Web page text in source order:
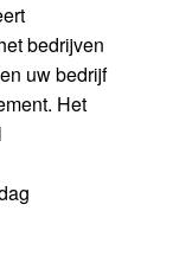
bedrijven
uw bedrijf
Het